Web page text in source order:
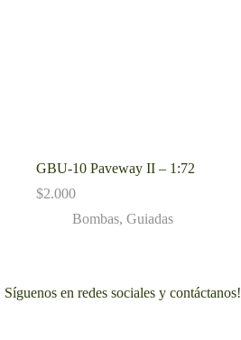
GBU-10 Paveway II – 1:72
$2.000
Bombas, Guiadas
Síguenos en redes sociales y contáctanos!